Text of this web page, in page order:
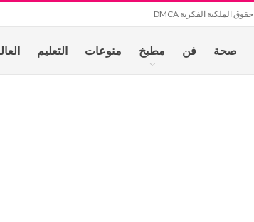
حقوق الملكية الفكرية DMCA
صحة فن مطبخ منوعات التعليم